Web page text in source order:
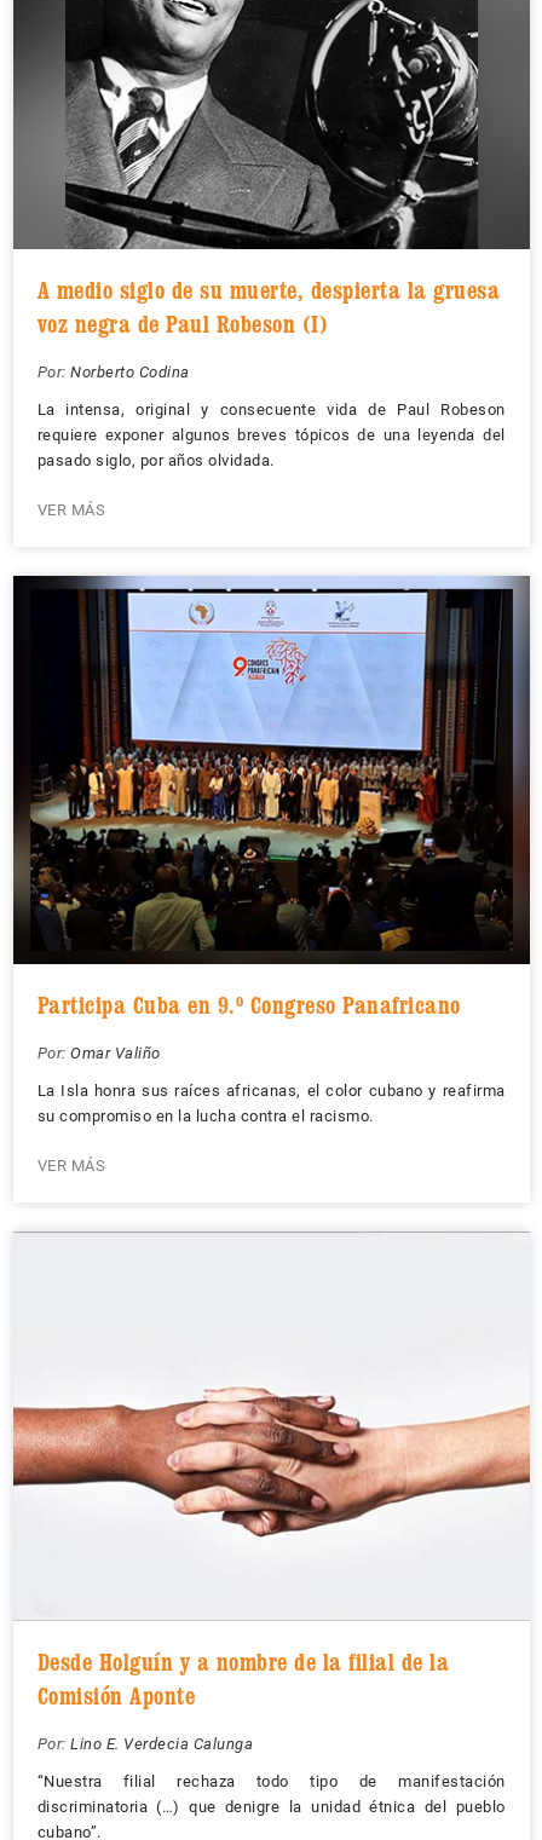
A medio siglo de su muerte, despierta la gruesa
voz negra de Paul Robeson (I)
Por: Norberto Codina
La intensa, original y consecuente vida de Paul Robeson
requiere exponer algunos breves tópicos de una leyenda del
pasado siglo, por años olvidada.
VER MÁS
Participa Cuba en 9.º Congreso Panafricano
Por: Omar Valiño
La Isla honra sus raíces africanas, el color cubano y reafirma
su compromiso en la lucha contra el racismo.
VER MÁS
Desde Holguín y a nombre de la filial de la
Comisión Aponte
Por: Lino E. Verdecia Calunga
“Nuestra filial rechaza todo tipo de manifestación
discriminatoria (…) que denigre la unidad étnica del pueblo
cubano”.